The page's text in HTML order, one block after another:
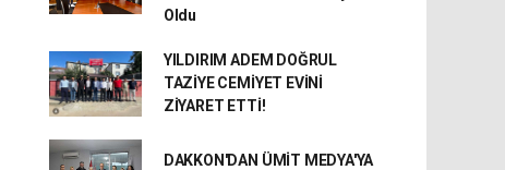
Oldu
YILDIRIM ADEM DOĞRUL
TAZİYE CEMİYET EVİNİ
ZİYARET ETTİ!
DAKKON'DAN ÜMİT MEDYA'YA